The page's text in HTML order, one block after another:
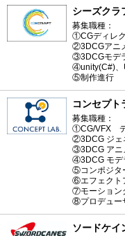
シーズクラ
募集職種：
①CGディレ
②3DCGアニ
③3DCGモデ
④unity(C#)、
⑤制作進行
コンセプト
募集職種：
①CG/VFX
②3DCG ジェ
③3DCG アニ
④3DCG モデ
⑤コンポジタ
⑥エフェクト
⑦モーション
⑧プロデュー
ソードケイ